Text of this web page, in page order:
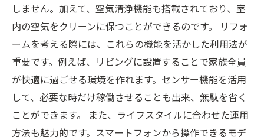
しません。加えて、空気清浄機能も搭載されており、室
内の空気をクリーンに保つことができるのです。 リフォ
ームを考える際には、これらの機能を活かした利用法が
重要です。例えば、リビングに設置することで家族全員
が快適に過ごせる環境を作れます。センサー機能を活用
して、必要な時だけ稼働させることも出来、無駄を省く
ことができます。 また、ライフスタイルに合わせた運用
方法も魅力的です。スマートフォンから操作できるモデ